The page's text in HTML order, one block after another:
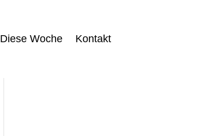
Diese Woche Kontakt